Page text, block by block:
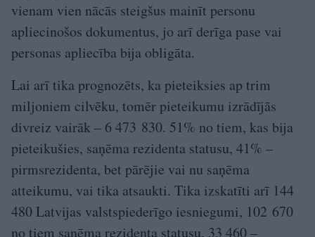
vienam vien nācās steigšus mainīt personu
apliecinošos dokumentus, jo arī derīga pase vai
personas apliecība bija obligāta.
Lai arī tika prognozēts, ka pieteiksies ap trim
miljoniem cilvēku, tomēr pieteikumu izrādījās
divreiz vairāk – 6 473 830. 51% no tiem, kas bija
pieteikušies, saņēma rezidenta statusu, 41% –
pirmsrezidenta, bet pārējie vai nu saņēma
atteikumu, vai tika atsaukti. Tika izskatīti arī 144
480 Latvijas valstspiederīgo iesniegumi, 102 670
no tiem saņēma rezidenta statusu, 33 460 –